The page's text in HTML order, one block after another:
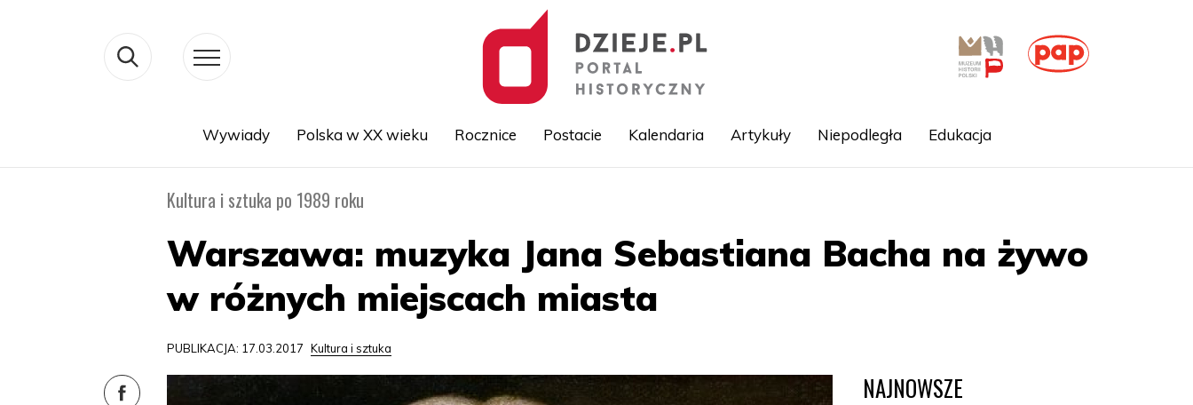
Wywiady Polska w XX wieku Rocznice Postacie Kalendaria Artykuły Niepodległa Edukacja
Kultura i sztuka po 1989 roku
Warszawa: muzyka Jana Sebastiana Bacha na żywo
w różnych miejscach miasta
PUBLIKACJA: 17.03.2017 Kultura i sztuka
NAJNOWSZE